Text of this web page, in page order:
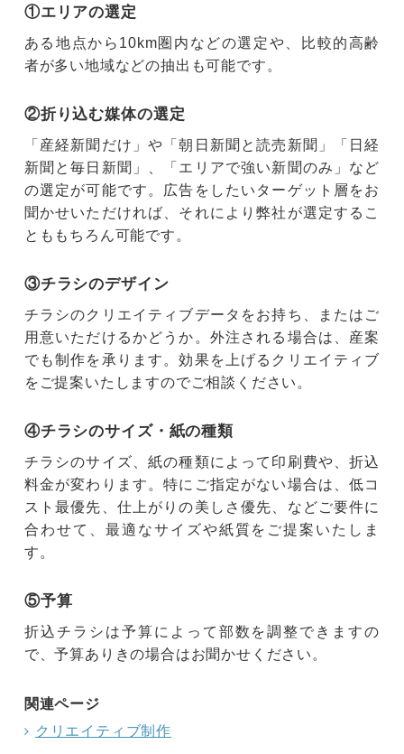
①エリアの選定
ある地点から10km圏内などの選定や、比較的高齢
者が多い地域などの抽出も可能です。
②折り込む媒体の選定
「産経新聞だけ」や「朝日新聞と読売新聞」「日経
新聞と毎日新聞」、「エリアで強い新聞のみ」など
の選定が可能です。広告をしたいターゲット層をお
聞かせいただければ、それにより弊社が選定するこ
とももちろん可能です。
③チラシのデザイン
チラシのクリエイティブデータをお持ち、またはご
用意いただけるかどうか。外注される場合は、産案
でも制作を承ります。効果を上げるクリエイティブ
をご提案いたしますのでご相談ください。
④チラシのサイズ・紙の種類
チラシのサイズ、紙の種類によって印刷費や、折込
料金が変わります。特にご指定がない場合は、低コ
スト最優先、仕上がりの美しさ優先、などご要件に
合わせて、最適なサイズや紙質をご提案いたしま
す。
⑤予算
折込チラシは予算によって部数を調整できますの
で、予算ありきの場合はお聞かせください。
関連ページ
クリエイティブ制作